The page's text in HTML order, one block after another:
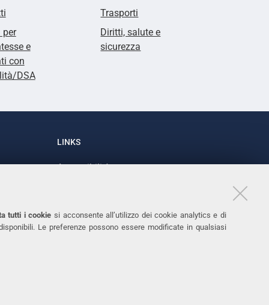
tutti i cookie si acconsente all’utilizzo dei cookie analytics e di
Le preferenze possono essere modificate in qualsiasi
per
e
con
DSA
Trasporti
Diritti, salute e
sicurezza
LINKS
Accessibilità
Cookies